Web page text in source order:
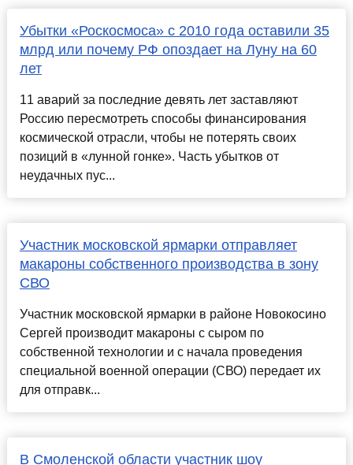
Убытки «Роскосмоса» с 2010 года оставили 35
млрд или почему РФ опоздает на Луну на 60
лет
11 аварий за последние девять лет заставляют
Россию пересмотреть способы финансирования
космической отрасли, чтобы не потерять своих
позиций в «лунной гонке». Часть убытков от
неудачных пус...
Участник московской ярмарки отправляет
макароны собственного производства в зону
СВО
Участник московской ярмарки в районе Новокосино
Сергей производит макароны с сыром по
собственной технологии и с начала проведения
специальной военной операции (СВО) передает их
для отправк...
В Смоленской области участник шоу